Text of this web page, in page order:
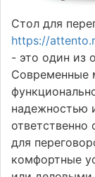
Стол для
https://
- это один из
Современные
надежностью
ответственно
для
комфортные